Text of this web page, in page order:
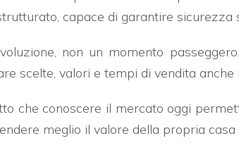
capace di garantire sicurezza
non un momento
scelte, valori e tempi di vendita anche
che conoscere il mercato oggi
meglio il valore della propria casa